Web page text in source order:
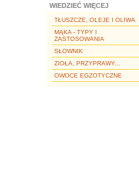
WIEDZIEĆ WIĘCEJ
TŁUSZCZE, OLEJE I OLIWA
MĄKA - TYPY I
ZASTOSOWANIA
SŁOWNIK
ZIOŁA, PRZYPRAWY...
OWOCE EGZOTYCZNE